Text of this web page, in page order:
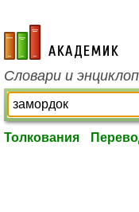
academic.ru
Словари и
Толкования